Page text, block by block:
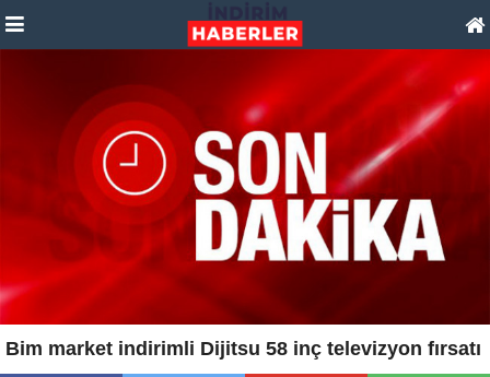
Bim market indirimli Dijitsu 58 inç televizyon fırsatı